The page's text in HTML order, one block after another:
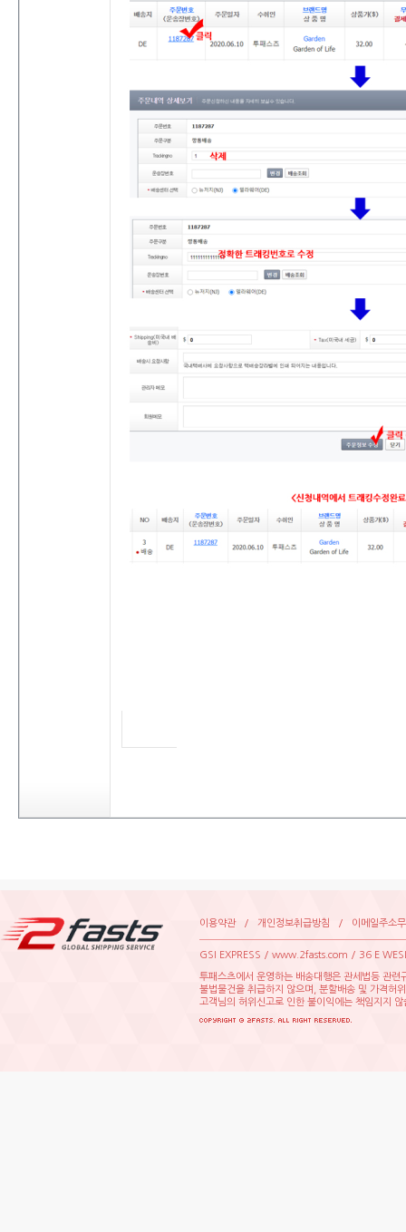
이용약관/ 개인정보취급방침 / 이메일주소
GSIEXPRESS/www.2fasts.com/
투패스츠에서운영하는배송대행은관세법등관련
불법물건을취급하지않으며,분할배송및가격허
고객님의허위신고로인한불이익에는책임지지않